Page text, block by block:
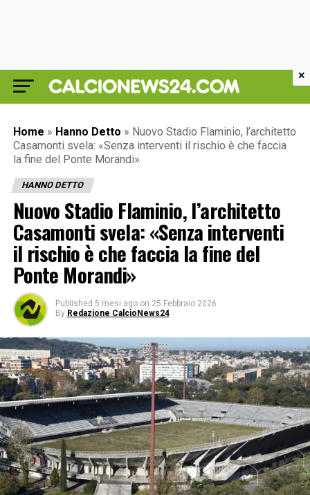
Home » Hanno Detto » Nuovo Stadio Flaminio, l’architetto
Casamonti svela: «Senza interventi il rischio è che faccia
la fine del Ponte Morandi»
HANNO DETTO
Nuovo Stadio Flaminio, l’architetto
Casamonti svela: «Senza interventi
il rischio è che faccia la fine del
Ponte Morandi»
Published 5 mesi ago on 25 Febbraio 2026
By Redazione CalcioNews24
×